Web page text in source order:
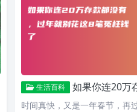
生活百科 如果你连20万存款都
时间真快，又是一年春节，再